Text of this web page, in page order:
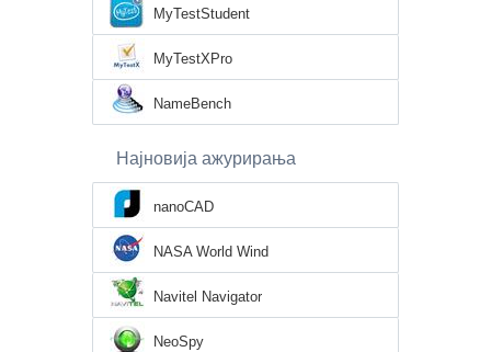
MyTestStudent
MyTestXPro
NameBench
Најновија ажурирања
nanoCAD
NASA World Wind
Navitel Navigator
NeoSpy